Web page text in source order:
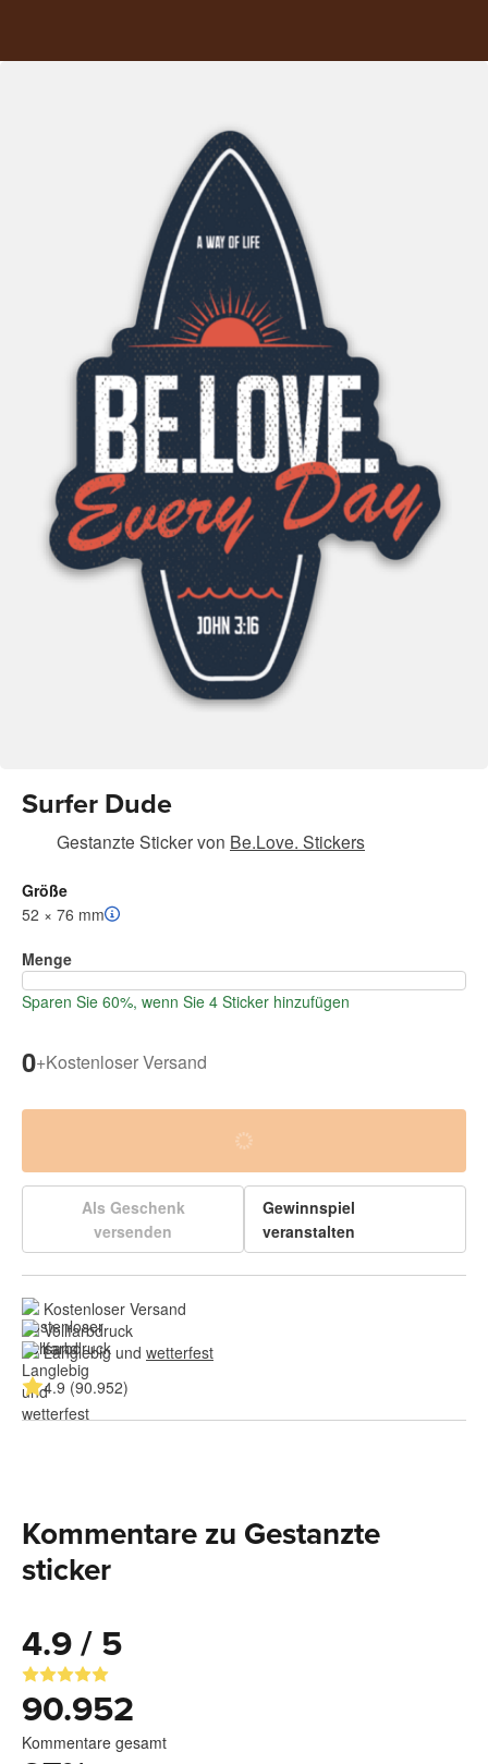
Surfer Dude
Gestanzte Stickervon Be.Love. Stickers
Größe
52 × 76 mm
Menge
Sparen Sie 60%, wenn Sie 4 Sticker hinzufügen
0+Kostenloser Versand
Als Geschenk
versenden
Gewinnspiel
veranstalten
Kostenloser Versand
Vollfarbdruck
Langlebig und wetterfest
4.9 (90.952)
Kommentare zu Gestanzte
sticker
4.9 / 5
90.952
Kommentare gesamt